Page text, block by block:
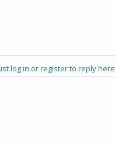
log in or register to reply here.